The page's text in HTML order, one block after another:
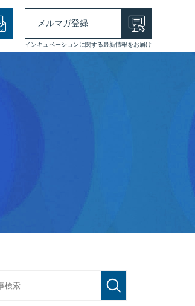
メルマガ登録
インキュベーションに関する最新情報をお届け